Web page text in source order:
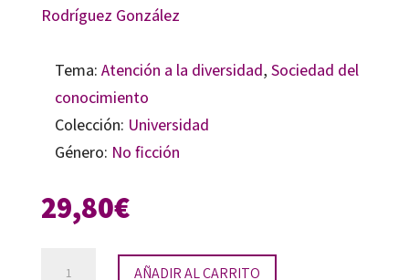
Rodríguez González
Tema: Atención a la diversidad, Sociedad del
conocimiento
Colección: Universidad
Género: No ficción
29,80€
Experiencias
AÑADIR AL CARRITO